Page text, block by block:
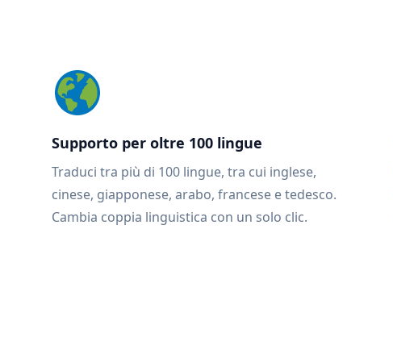
Supporto per oltre 100 lingue
Traduci tra più di 100 lingue, tra cui inglese,
cinese, giapponese, arabo, francese e tedesco.
Cambia coppia linguistica con un solo clic.